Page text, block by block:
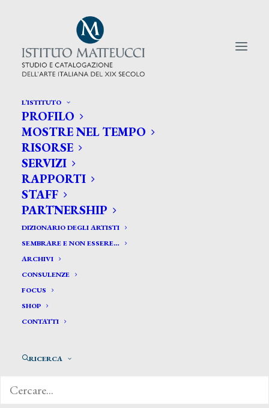
L’ISTITUTO
PROFILO
MOSTRE NEL TEMPO
RISORSE
SERVIZI
RAPPORTI
STAFF
PARTNERSHIP
DIZIONARIO DEGLI ARTISTI
SEMBRARE E NON ESSERE…
ARCHIVI
CONSULENZE
FOCUS
SHOP
CONTATTI
RICERCA
CERCA TRA GLI ARTISTI:
Search
for: